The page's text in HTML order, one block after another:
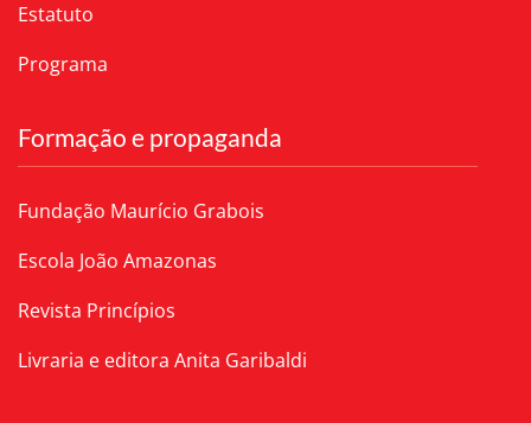
Estatuto
Programa
Formação e propaganda
Fundação Maurício Grabois
Escola João Amazonas
Revista Princípios
Livraria e editora Anita Garibaldi